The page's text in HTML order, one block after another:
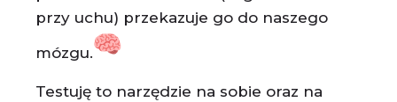
przy uchu) przekazuje go do naszego
mózgu.
Testuję to narzędzie na sobie oraz na